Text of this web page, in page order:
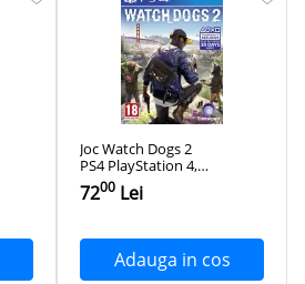
Joc Watch Dogs 2
PS4 PlayStation 4,
Second-Hand
7200 Lei
Adauga in cos